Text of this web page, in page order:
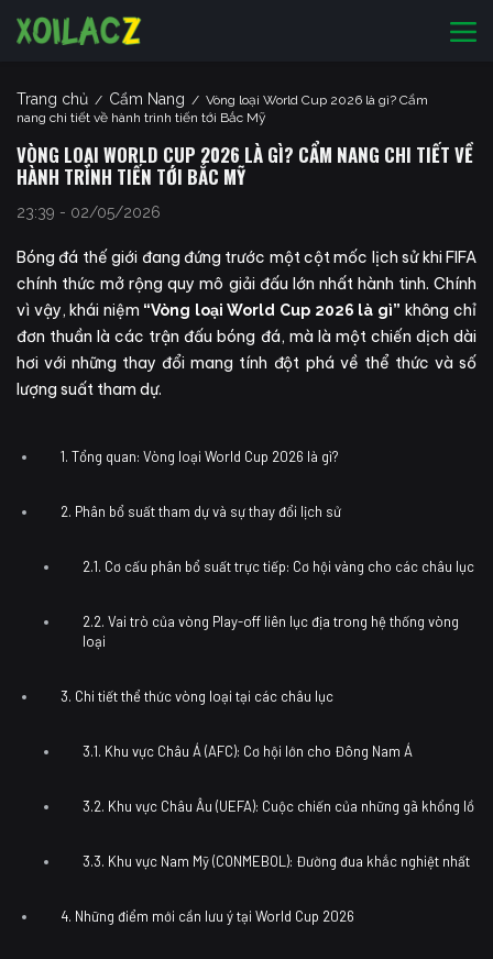
Trang chủ / Cẩm Nang / Vòng loại World Cup 2026 là gì? Cẩm
nang chi tiết về hành trình tiến tới Bắc Mỹ
VÒNG LOẠI WORLD CUP 2026 LÀ GÌ? CẨM NANG CHI TIẾT VỀ
HÀNH TRÌNH TIẾN TỚI BẮC MỸ
23:39 - 02/05/2026
Bóng đá thế giới đang đứng trước một cột mốc lịch sử khi FIFA
chính thức mở rộng quy mô giải đấu lớn nhất hành tinh. Chính
vì vậy, khái niệm “Vòng loại World Cup 2026 là gì” không chỉ
đơn thuần là các trận đấu bóng đá, mà là một chiến dịch dài
hơi với những thay đổi mang tính đột phá về thể thức và số
lượng suất tham dự.
1. Tổng quan: Vòng loại World Cup 2026 là gì?
2. Phân bổ suất tham dự và sự thay đổi lịch sử
2.1. Cơ cấu phân bổ suất trực tiếp: Cơ hội vàng cho các châu lục
2.2. Vai trò của vòng Play-off liên lục địa trong hệ thống vòng
loại
3. Chi tiết thể thức vòng loại tại các châu lục
3.1. Khu vực Châu Á (AFC): Cơ hội lớn cho Đông Nam Á
3.2. Khu vực Châu Âu (UEFA): Cuộc chiến của những gã khổng lồ
3.3. Khu vực Nam Mỹ (CONMEBOL): Đường đua khắc nghiệt nhất
4. Những điểm mới cần lưu ý tại World Cup 2026